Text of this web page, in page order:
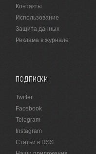
Контакты
Использование
Защита данных
Реклама в журнале
ПОДПИСКИ
Twitter
Facebook
Telegram
Instagram
Статьи в RSS